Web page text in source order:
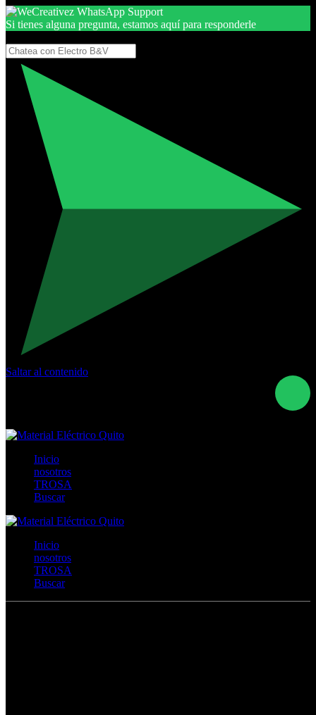
Si tienes alguna pregunta, estamos aquí para responderle
Saltar al contenido
Inicio
nosotros
TROSA
Buscar
Inicio
nosotros
TROSA
Buscar